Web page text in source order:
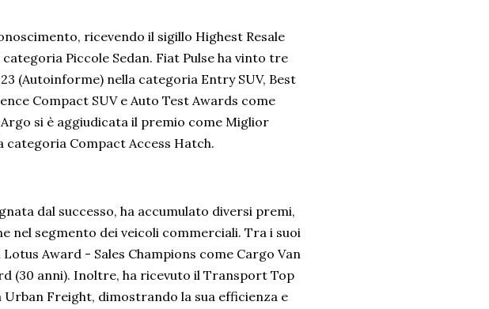
ricevendo il sigillo Highest Resale
Piccole Sedan. Fiat Pulse ha vinto tre
(Autoinforme) nella categoria Entry SUV, Best
Compact SUV e Auto Test Awards come
si è aggiudicata il premio come Miglior
categoria Compact Access Hatch.
dal successo, ha accumulato diversi premi,
nel segmento dei veicoli commerciali. Tra i suoi
Award - Sales Champions come Cargo Van
(30 anni). Inoltre, ha ricevuto il Transport Top
Freight, dimostrando la sua efficienza e